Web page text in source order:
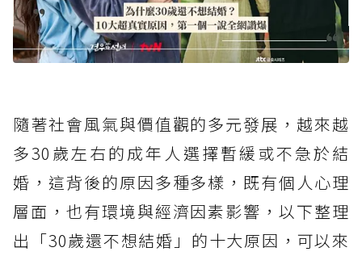
隨著社會風氣與價值觀的多元發展，越來越
多30歲左右的成年人選擇暫緩或不急於結
婚，這背後的原因多種多樣，既有個人心理
層面，也有環境與經濟因素影響，以下整理
出「30歲還不想結婚」的十大原因，可以來